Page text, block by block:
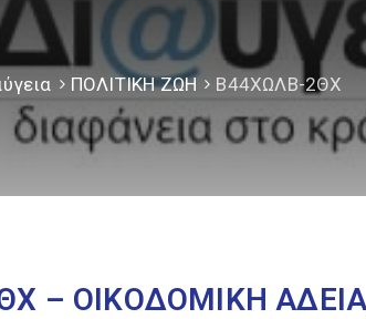
ΠΟΛΙΤΙΚΗ ΖΩΗ Β44ΧΩΛΒ-2ΘΧ
– ΟΙΚΟΔΟΜΙΚΗ